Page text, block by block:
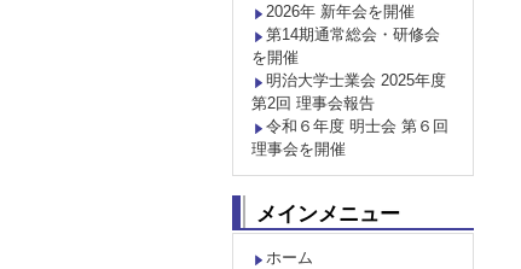
2026年 新年会を開催
第14期通常総会・研修会
を開催
明治大学士業会 2025年度
第2回 理事会報告
令和６年度 明士会 第６回
理事会を開催
メインメニュー
ホーム